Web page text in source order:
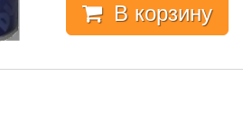
В корзину